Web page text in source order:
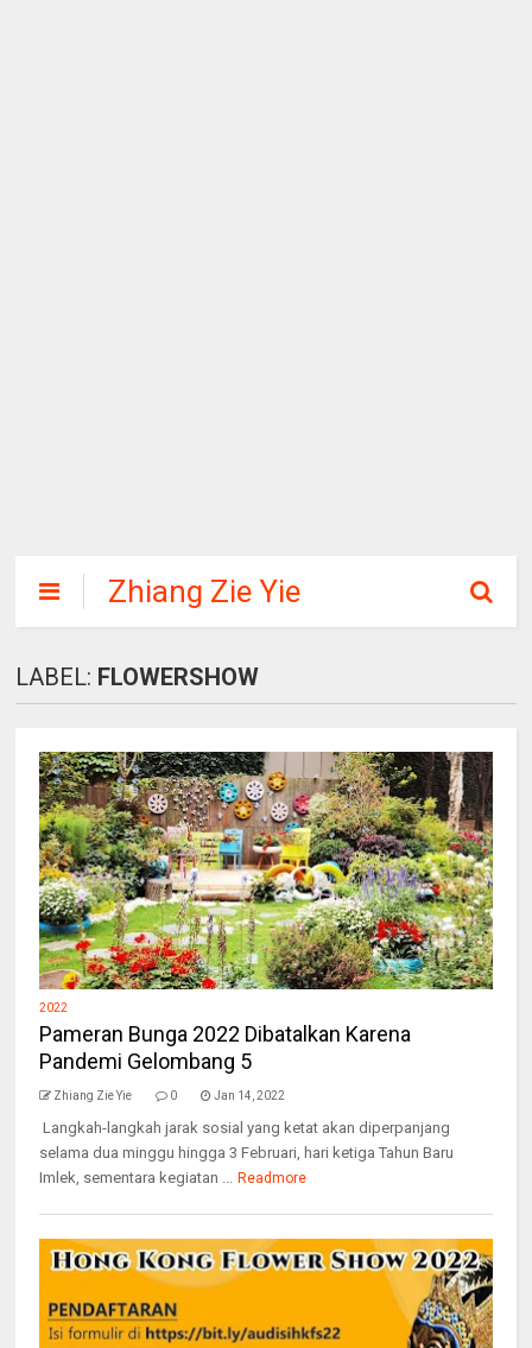
Zhiang Zie Yie
LABEL: FLOWERSHOW
2022
Pameran Bunga 2022 Dibatalkan Karena
Pandemi Gelombang 5
Zhiang Zie Yie 0 Jan 14, 2022
Langkah-langkah jarak sosial yang ketat akan diperpanjang
selama dua minggu hingga 3 Februari, hari ketiga Tahun Baru
Imlek, sementara kegiatan ... Readmore